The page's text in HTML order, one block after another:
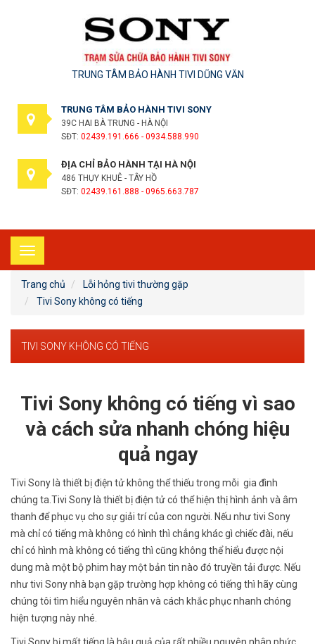
TRUNG TÂM BẢO HÀNH TIVI DŨNG VĂN
TRUNG TÂM BẢO HÀNH TIVI SONY
39C HAI BÀ TRƯNG - HÀ NỘI
SĐT: 02439.191.666 - 0934.588.990
ĐỊA CHỈ BẢO HÀNH TẠI HÀ NỘI
486 THỤY KHUÊ - TÂY HỒ
SĐT: 02439.161.888 - 0965.663.787
Toggle
navigation
Trang chủ
Lỗi hỏng tivi thường gặp
Tivi Sony không có tiếng
TIVI SONY KHÔNG CÓ TIẾNG
Tivi Sony không có tiếng vì sao
và cách sửa nhanh chóng hiệu
quả ngay
Tivi Sony là thiết bị điện tử không thể thiếu trong mỗi gia đình
chúng ta.Tivi Sony là thiết bị điện tử có thể hiện thị hình ảnh và âm
thanh để phục vụ cho sự giải trí của con người. Nếu như tivi Sony
mà chỉ có tiếng mà không có hình thì chẳng khác gì chiếc đài, nếu
chỉ có hình mà không có tiếng thì cũng không thể hiểu được nội
dung mà một bộ phim hay một bản tin nào đó truyền tải được. Nếu
như tivi Sony nhà bạn gặp trường hợp không có tiếng thì hãy cùng
chúng tôi tìm hiểu nguyên nhân và cách khắc phục nhanh chóng
hiện tượng này nhé.
Tivi Sony bị mất tiếng là hậu quả của rất nhiều nguyên nhân phức